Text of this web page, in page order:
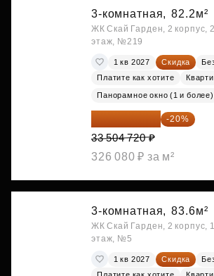
3-комнатная, 82.2м²
ЖК Скай Гарден, 2 корпус,
этаж, №219
1 кв 2027 Скидка
Платите как хотите
Панорамное окно (1 и более)
26 803 776 ₽ -20%
33 504 720 ₽
326 080 ₽ за м²
3-комнатная, 83.6м²
ЖК Скай Гарден, 2 корпус,
этаж, №5
1 кв 2027 Скидка